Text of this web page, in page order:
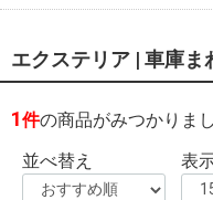
エクステリア | 車庫ま
1件の商品がみつかりまし
並べ替え
表